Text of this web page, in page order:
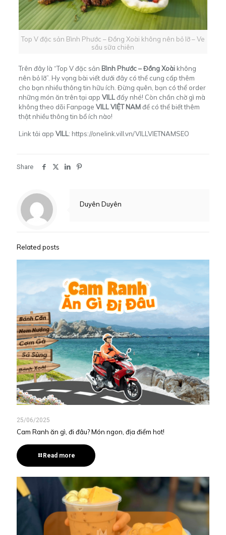
Top V đặc sản Bình Phước – Đồng Xoài không nên bỏ lỡ – Ve
sầu sữa chiên
Trên đây là “Top V đặc sản Bình Phước – Đồng Xoàikhông
nên bỏ lỡ”. Hy vọng bài viết dưới đây có thể cung cấp thêm
cho bạn nhiều thông tin hữu ích. Đừng quên, bạn có thể order
những món ăn trên tại app VILLđấy nhé! Còn chần chờ gì mà
không theo dõi Fanpage VILL VIỆT NAMđể có thể biết thêm
thật nhiều thông tin bổ ích nào!
Link tải app VILL: https://onelink.vill.vn/VILLVIETNAMSEO
Share
Duyên Duyên
Related posts
25/06/2025
Cam Ranh ăn gì, đi đâu? Món ngon, địa điểm hot!
Read more